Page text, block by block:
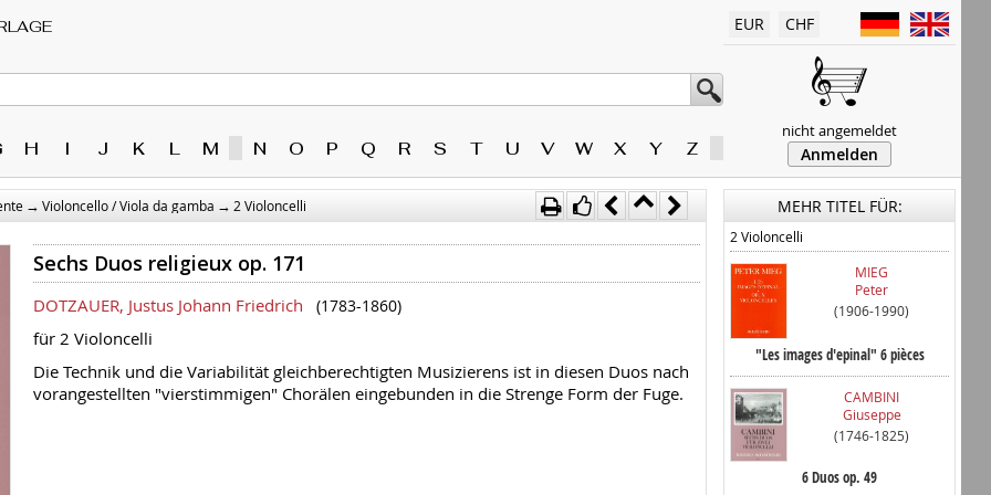
H I J K L M N O P Q R S T U V W X Y Z
EUR CHF
nicht angemeldet
Anmelden
→ Violoncello / Viola da gamba → 2 Violoncelli
Sechs Duos religieux op. 171
DOTZAUER, Justus Johann Friedrich (1783-1860)
für 2 Violoncelli
Die Technik und die Variabilität gleichberechtigten Musizierens ist in diesen Duos nach
vorangestellten "vierstimmigen" Chorälen eingebunden in die Strenge Form der Fuge.
MEHR TITEL FÜR:
2 Violoncelli
MIEG
Peter
(1906-1990)
"Les images d'epinal" 6 pièces
CAMBINI
Giuseppe
(1746-1825)
6 Duos op. 49